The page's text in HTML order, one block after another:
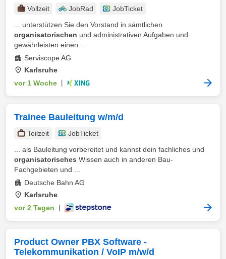
Vollzeit JobRad
JobTicket
... unterstützen Sie den Vorstand in sämtlichen
organisatorischen und administrativen Aufgaben und
gewährleisten einen ...
Serviscope AG
Karlsruhe
vor 1 Woche
Trainee Bauleitung w/m/d
Teilzeit
JobTicket
... als Bauleitung vorbereitet und kannst dein fachliches und
organisatorisches Wissen auch in anderen Bau-
Fachgebieten und ...
Deutsche Bahn AG
Karlsruhe
vor 2 Tagen
Product Owner PBX Software -
Telekommunikation / VoIP m/w/d